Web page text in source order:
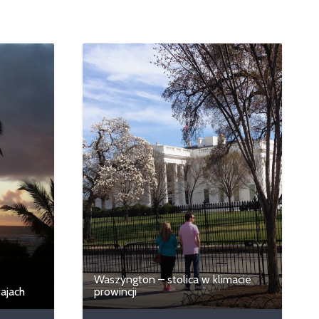
Waszyngton – stolica w klimacie
prowincji